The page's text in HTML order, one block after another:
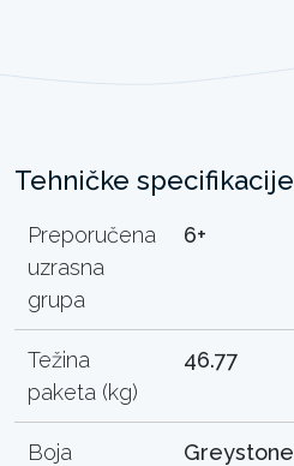
Tehničke specifikacije
Preporučena
uzrasna
grupa
6+
Težina
paketa (kg)
46.77
Boja Greystone